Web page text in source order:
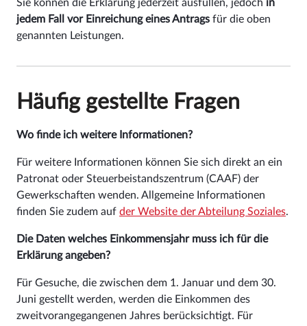
Sie können die Erklärung jederzeit ausfüllen, jedoch in
jedem Fall vor Einreichung eines Antrags für die oben
genannten Leistungen.
Häufig gestellte Fragen
Wo finde ich weitere Informationen?
Für weitere Informationen können Sie sich direkt an ein
Patronat oder Steuerbeistandszentrum (CAAF) der
Gewerkschaften wenden. Allgemeine Informationen
finden Sie zudem auf der Website der Abteilung Soziales.
Die Daten welches Einkommensjahr muss ich für die
Erklärung angeben?
Für Gesuche, die zwischen dem 1. Januar und dem 30.
Juni gestellt werden, werden die Einkommen des
zweitvorangegangenen Jahres berücksichtigt. Für